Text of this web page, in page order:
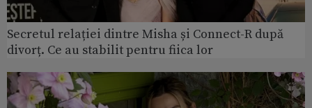
Secretul relației dintre Misha și Connect-R după
divorț. Ce au stabilit pentru fiica lor